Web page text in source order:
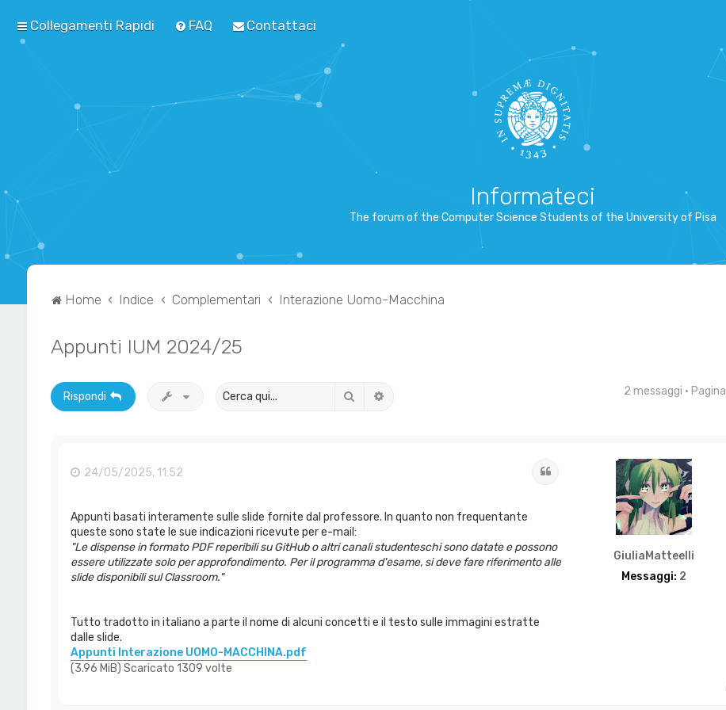
Collegamenti Rapidi FAQ Contattaci
Informateci
The forum of the Computer Science Students of the University of Pisa
Home Indice Complementari Interazione Uomo-Macchina
Appunti IUM 2024/25
Rispondi Cerca 2 messaggi • Pagina
GiuliaMatteelli
Messaggi: 2
24/05/2025, 11:52
Appunti basati interamente sulle slide fornite dal professore. In quanto non frequentante
queste sono state le sue indicazioni ricevute per e-mail:
"Le dispense in formato PDF reperibili su GitHub o altri canali studenteschi sono datate e possono
essere utilizzate solo per approfondimento. Per il programma d'esame, si deve fare riferimento alle
slide disponibili sul Classroom."
Tutto tradotto in italiano a parte il nome di alcuni concetti e il testo sulle immagini estratte
dalle slide.
Appunti Interazione UOMO-MACCHINA.pdf
(3.96 MiB) Scaricato 1309 volte